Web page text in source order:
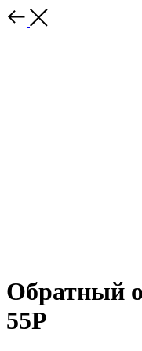
Обратный
55P